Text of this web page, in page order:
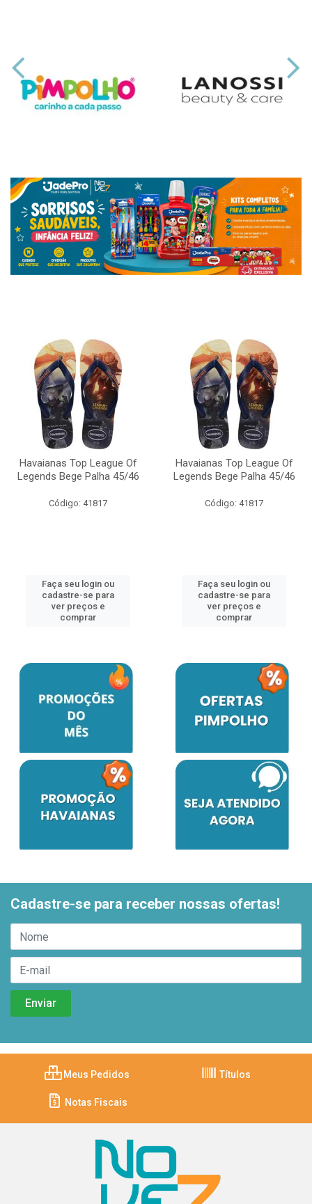
Havaianas Top League Of
Legends Bege Palha 45/46
Código: 41817
Faça seu login ou
cadastre-se para
ver preços e
comprar
Havaianas Top League Of
Legends Bege Palha 45/46
Código: 41817
Faça seu login ou
cadastre-se para
ver preços e
comprar
Cadastre-se para receber nossas ofertas!
Meus Pedidos Títulos
Notas Fiscais